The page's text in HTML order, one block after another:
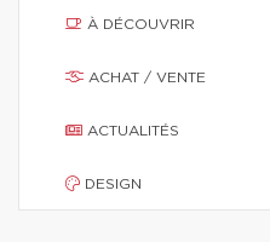
À DÉCOUVRIR
ACHAT / VENTE
ACTUALITÉS
DESIGN